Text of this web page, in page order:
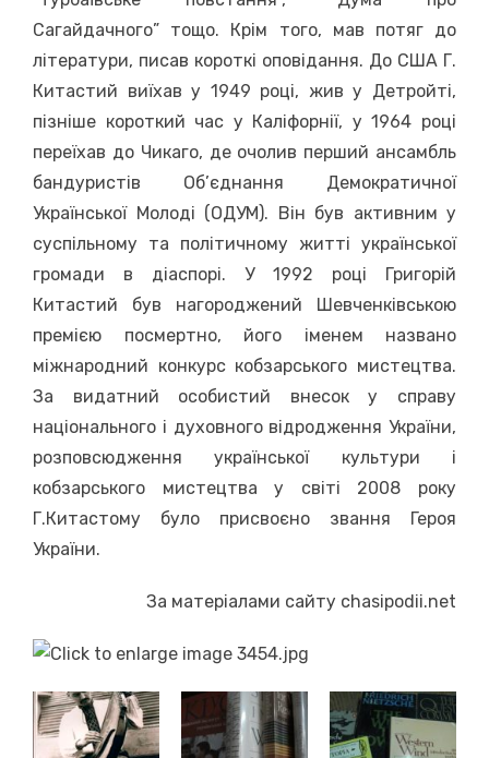
Сагайдачного” тощо. Крім того, мав потяг до
літератури, писав короткі оповідання. До США Г.
Китастий виїхав у 1949 році, жив у Детройті,
пізніше короткий час у Каліфорнії, у 1964 році
переїхав до Чикаго, де очолив перший ансамбль
бандуристів Об’єднання Демократичної
Української Молоді (ОДУМ). Він був активним у
суспільному та політичному житті української
громади в діаспорі. У 1992 році Григорій
Китастий був нагороджений Шевченківською
премією посмертно, його іменем названо
міжнародний конкурс кобзарського мистецтва.
За видатний особистий внесок у справу
національного і духовного відродження України,
розповсюдження української культури і
кобзарського мистецтва у світі 2008 року
Г.Китастому було присвоєно звання Героя
України.
За матеріалами сайту chasipodii.net